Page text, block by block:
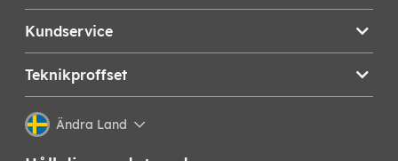
Kundservice
Teknikproffset
Ändra Land